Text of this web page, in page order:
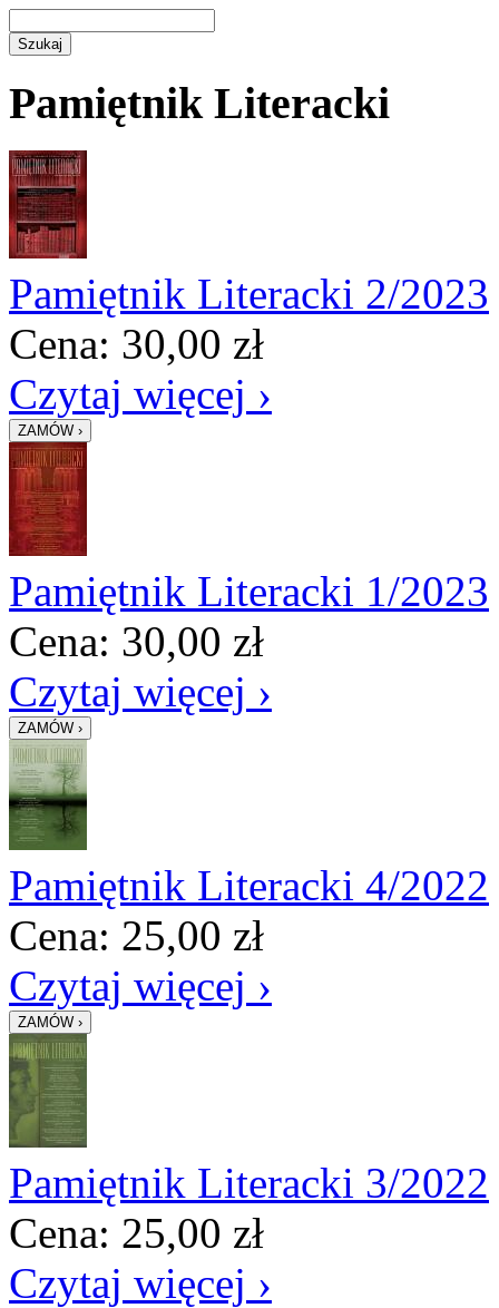
Pamiętnik Literacki
Pamiętnik Literacki 2/2023
Cena: 30,00 zł
Czytaj więcej ›
Pamiętnik Literacki 1/2023
Cena: 30,00 zł
Czytaj więcej ›
Pamiętnik Literacki 4/2022
Cena: 25,00 zł
Czytaj więcej ›
Pamiętnik Literacki 3/2022
Cena: 25,00 zł
Czytaj więcej ›